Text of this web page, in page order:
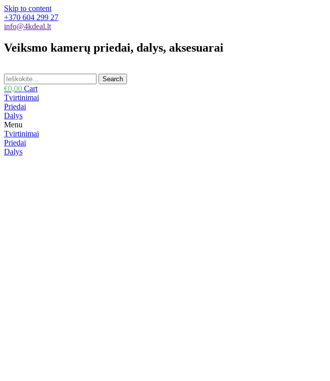
Skip to content
+370 604 299 27
info@4kdeal.lt
Veiksmo kamerų priedai, dalys, aksesuarai
Search
€0,00 Cart
Tvirtinimai
Priedai
Dalys
Menu
Tvirtinimai
Priedai
Dalys